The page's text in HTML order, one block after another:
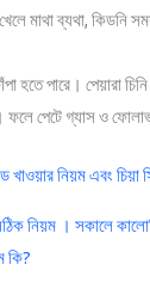
মাথা ব্যথা, কিডনি
হতে পারে। পেয়ারা
পেটে গ্যাস ও
খাওয়ার নিয়ম এবং চিয়া
নিয়ম । সকালে
কি?